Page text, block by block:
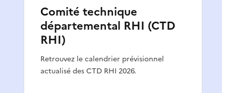
Comité technique
départemental RHI (CTD
RHI)
Retrouvez le calendrier prévisionnel
actualisé des CTD RHI 2026.